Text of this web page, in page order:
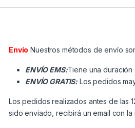
Envío Nuestros métodos de envío
ENVÍO EMS:Tiene una duración
ENVÍO GRATIS: Los pedidos
Los pedidos realizados antes de las
sido enviado, recibirá un email con